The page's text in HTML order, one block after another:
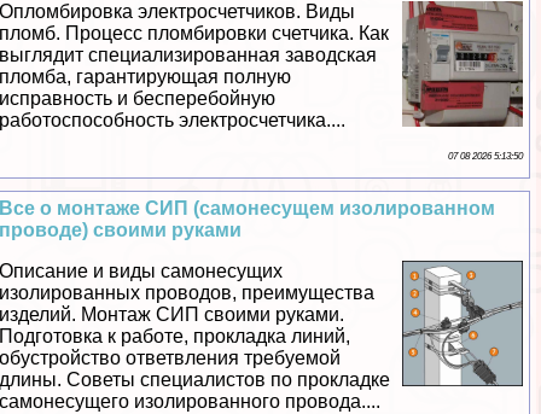
Опломбировка электросчетчиков. Виды
пломб. Процесс пломбировки счетчика. Как
выглядит специализированная заводская
пломба, гарантирующая полную
исправность и бесперебойную
работоспособность электросчетчика....
07 08 2026 5:13:50
Все о монтаже СИП (самонесущем изолированном
проводе) своими руками
Описание и виды самонесущих
изолированных проводов, преимущества
изделий. Монтаж СИП своими руками.
Подготовка к работе, прокладка линий,
обустройство ответвления требуемой
длины. Советы специалистов по прокладке
самонесущего изолированного провода....